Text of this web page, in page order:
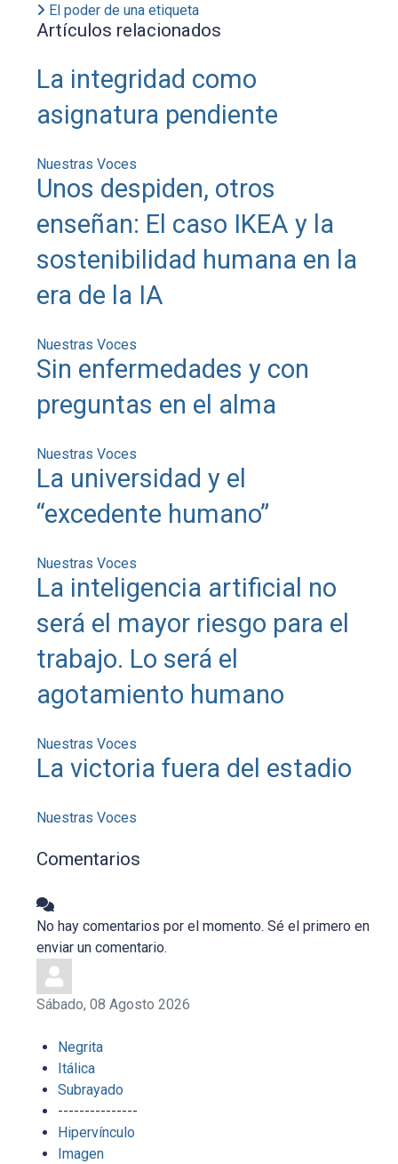
El poder de una etiqueta
Artículos relacionados
La integridad como
asignatura pendiente
Nuestras Voces
Unos despiden, otros
enseñan: El caso IKEA y la
sostenibilidad humana en la
era de la IA
Nuestras Voces
Sin enfermedades y con
preguntas en el alma
Nuestras Voces
La universidad y el
“excedente humano”
Nuestras Voces
La inteligencia artificial no
será el mayor riesgo para el
trabajo. Lo será el
agotamiento humano
Nuestras Voces
La victoria fuera del estadio
Nuestras Voces
Comentarios
No hay comentarios por el momento. Sé el primero en
enviar un comentario.
Sábado, 08 Agosto 2026
Negrita
Itálica
Subrayado
---------------
Hipervínculo
Imagen